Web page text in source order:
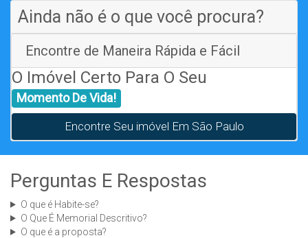
Ainda não é o que você procura?
Encontre de Maneira Rápida e Fácil
O Imóvel Certo Para O Seu
Momento De Vida!
Encontre Seu imóvel Em São Paulo
Perguntas E Respostas
O que é Habite-se?
O Que É Memorial Descritivo?
O que é a proposta?